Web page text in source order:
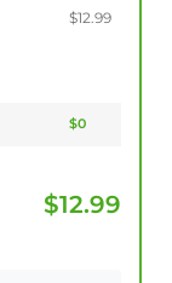
$12.99
$0
$12.99